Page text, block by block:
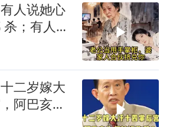
人说她心
；有人说
二岁嫁大
阿巴亥为